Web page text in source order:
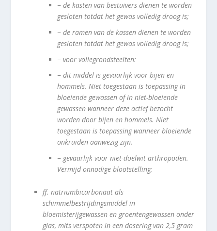
−de kasten van bestuivers dienen te worden
gesloten totdat het gewas volledig droog is;
−de ramen van de kassen dienen te worden
gesloten totdat het gewas volledig droog is;
−voor vollegrondsteelten:
−dit middel is gevaarlijk voor bijen en
hommels. Niet toegestaan is toepassing in
bloeiende gewassen of in niet-bloeiende
gewassen wanneer deze actief bezocht
worden door bijen en hommels. Niet
toegestaan is toepassing wanneer bloeiende
onkruiden aanwezig zijn.
− gevaarlijk voor niet-doelwit arthropoden.
Vermijd onnodige blootstelling;
ff.natriumbicarbonaat als
schimmelbestrijdingsmiddel in
bloemisterijgewassen en groentengewassen onder
glas, mits verspoten in een dosering van 2,5 gram